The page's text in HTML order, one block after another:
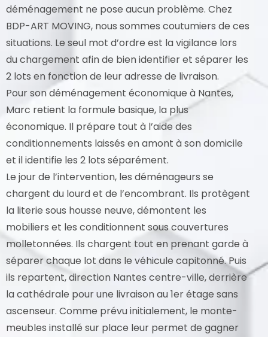
déménagement ne pose aucun problème. Chez
BDP-ART MOVING, nous sommes coutumiers de ces
situations. Le seul mot d’ordre est la vigilance lors
du chargement afin de bien identifier et séparer les
2 lots en fonction de leur adresse de livraison.
Pour son déménagement économique à Nantes,
Marc retient la formule basique, la plus
économique. Il prépare tout à l’aide des
conditionnements laissés en amont à son domicile
et il identifie les 2 lots séparément.
Le jour de l’intervention, les déménageurs se
chargent du lourd et de l’encombrant. Ils protègent
la literie sous housse neuve, démontent les
mobiliers et les conditionnent sous couvertures
molletonnées. Ils chargent tout en prenant garde à
séparer chaque lot dans le véhicule capitonné. Puis
ils repartent, direction Nantes centre-ville, derrière
la cathédrale pour une livraison au 1er étage sans
ascenseur. Comme prévu initialement, le monte-
meubles installé sur place leur permet de gagner